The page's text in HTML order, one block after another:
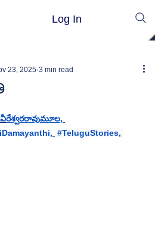
Log In
23, 2025 3 min read
ీరేశ్వరరావుమూల,
, #TeluguStories,